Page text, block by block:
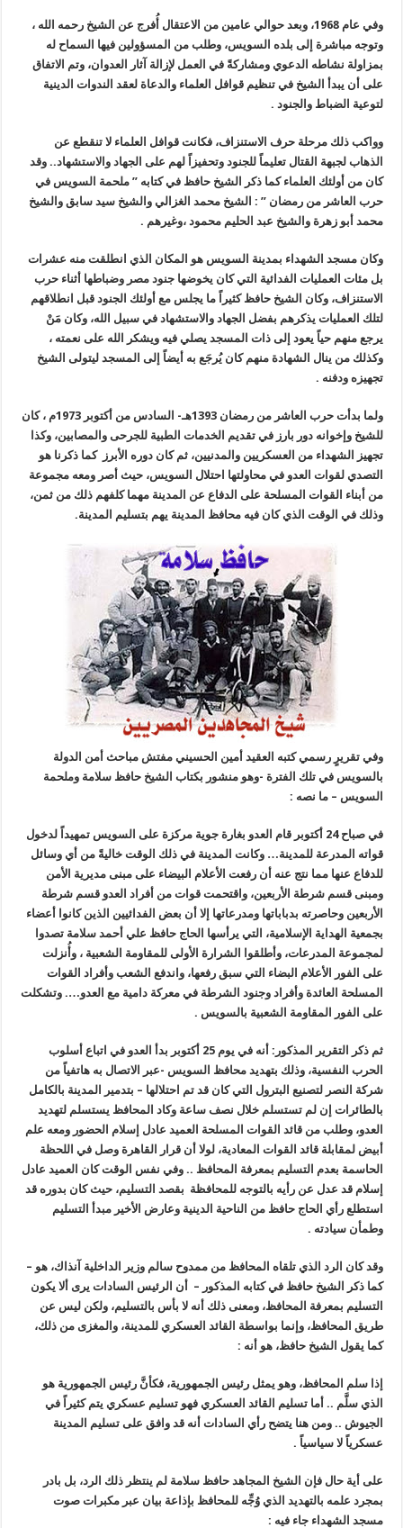
وفي عام 1968، وبعد حوالي عامين من الاعتقال أُفرج عن الشيخ رحمه الله ،
وتوجه مباشرة إلى بلده السويس، وطلب من المسؤولين فيها السماح له
بمزاولة نشاطه الدعوي ومشاركةً في العمل لإزالة آثار العدوان، وتم الاتفاق
على أن يبدأ الشيخ في تنظيم قوافل العلماء والدعاة لعقد الندوات الدينية
لتوعية الضباط والجنود .
وواكب ذلك مرحلة حرف الاستنزاف، فكانت قوافل العلماء لا تنقطع عن
الذهاب لجبهة القتال تعليماً للجنود وتحفيزاً لهم على الجهاد والاستشهاد.. وقد
كان من أولئك العلماء كما ذكر الشيخ حافظ في كتابه ” ملحمة السويس في
حرب العاشر من رمضان ” : الشيخ محمد الغزالي والشيخ سيد سابق والشيخ
محمد أبو زهرة والشيخ عبد الحليم محمود ،وغيرهم .
وكان مسجد الشهداء بمدينة السويس هو المكان الذي انطلقت منه عشرات
بل مئات العمليات الفدائية التي كان يخوضها جنود مصر وضباطها أثناء حرب
الاستنزاف، وكان الشيخ حافظ كثيراً ما يجلس مع أولئك الجنود قبل انطلاقهم
لتلك العمليات يذكرهم بفضل الجهاد والاستشهاد في سبيل الله، وكان مَنْ
يرجع منهم حياً يعود إلى ذات المسجد يصلي فيه ويشكر الله على نعمته ،
وكذلك من ينال الشهادة منهم كان يُرجَع به أيضاً إلى المسجد ليتولى الشيخ
تجهيزه ودفنه .
ولما بدأت حرب العاشر من رمضان 1393هـ- السادس من أكتوبر 1973م ، كان
للشيخ وإخوانه دور بارز في تقديم الخدمات الطبية للجرحى والمصابين، وكذا
تجهيز الشهداء من العسكريين والمدنيين، ثم كان دوره الأبرز كما ذكرنا هو
التصدي لقوات العدو في محاولتها احتلال السويس، حيث أصر ومعه مجموعة
من أبناء القوات المسلحة على الدفاع عن المدينة مهما كلفهم ذلك من ثمن،
وذلك في الوقت الذي كان فيه محافظ المدينة يهم بتسليم المدينة.
وفي تقريرٍ رسمي كتبه العقيد أمين الحسيني مفتش مباحث أمن الدولة
بالسويس في تلك الفترة -وهو منشور بكتاب الشيخ حافظ سلامة وملحمة
السويس –ما نصه :
في صباح 24 أكتوبر قام العدو بغارة جوية مركزة على السويس تمهيداً لدخول
قواته المدرعة للمدينة… وكانت المدينة في ذلك الوقت خاليةً من أي وسائل
للدفاع عنها مما نتج عنه أن رفعت الأعلام البيضاء على مبنى مديرية الأمن
ومبنى قسم شرطة الأربعين، واقتحمت قوات من أفراد العدو قسم شرطة
الأربعين وحاصرته بدباباتها ومدرعاتها إلا أن بعض الفدائيين الذين كانوا أعضاء
بجمعية الهداية الإسلامية، التي يرأسها الحاج حافظ علي أحمد سلامة تصدوا
لمجموعة المدرعات، وأطلقوا الشرارة الأولى للمقاومة الشعبية ، وأُنزلت
على الفور الأعلام البضاء التي سبق رفعها، واندفع الشعب وأفراد القوات
المسلحة العائدة وأفراد وجنود الشرطة في معركة دامية مع العدو…. وتشكلت
على الفور المقاومة الشعبية بالسويس .
ثم ذكر التقرير المذكور: أنه في يوم 25 أكتوبر بدأ العدو في اتباع أسلوب
الحرب النفسية، وذلك بتهديد محافظ السويس -عبر الاتصال به هاتفياً من
شركة النصر لتصنيع البترول التي كان قد تم احتلالها – بتدمير المدينة بالكامل
بالطائرات إن لم تستسلم خلال نصف ساعة وكاد المحافظ يستسلم لتهديد
العدو، وطلب من قائد القوات المسلحة العميد عادل إسلام الحضور ومعه علم
أبيض لمقابلة قائد القوات المعادية، لولا أن قرار القاهرة وصل في اللحظة
الحاسمة بعدم التسليم بمعرفة المحافظ .. وفي نفس الوقت كان العميد عادل
إسلام قد عدل عن رأيه بالتوجه للمحافظة بقصد التسليم، حيث كان بدوره قد
استطلع رأي الحاج حافظ من الناحية الدينية وعارض الأخير مبدأ التسليم
وطمأن سيادته .
وقد كان الرد الذي تلقاه المحافظ من ممدوح سالم وزير الداخلية آنذاك، هو –
كما ذكر الشيخ حافظ في كتابه المذكور – أن الرئيس السادات يرى ألا يكون
التسليم بمعرفة المحافظ، ومعنى ذلك أنه لا بأس بالتسليم، ولكن ليس عن
طريق المحافظ، وإنما بواسطة القائد العسكري للمدينة، والمغزى من ذلك،
كما يقول الشيخ حافظ، هو أنه :
إذا سلم المحافظ، وهو يمثل رئيس الجمهورية، فكأنَّ رئيس الجمهورية هو
الذي سلَّم .. أما تسليم القائد العسكري فهو تسليم عسكري يتم كثيراً في
الجيوش .. ومن هنا يتضح رأي السادات أنه قد وافق على تسليم المدينة
عسكرياً لا سياسياً .
على أية حال فإن الشيخ المجاهد حافظ سلامة لم ينتظر ذلك الرد، بل بادر
بمجرد علمه بالتهديد الذي وُجِّه للمحافظ بإذاعة بيان عبر مكبرات صوت
مسجد الشهداء جاء فيه :